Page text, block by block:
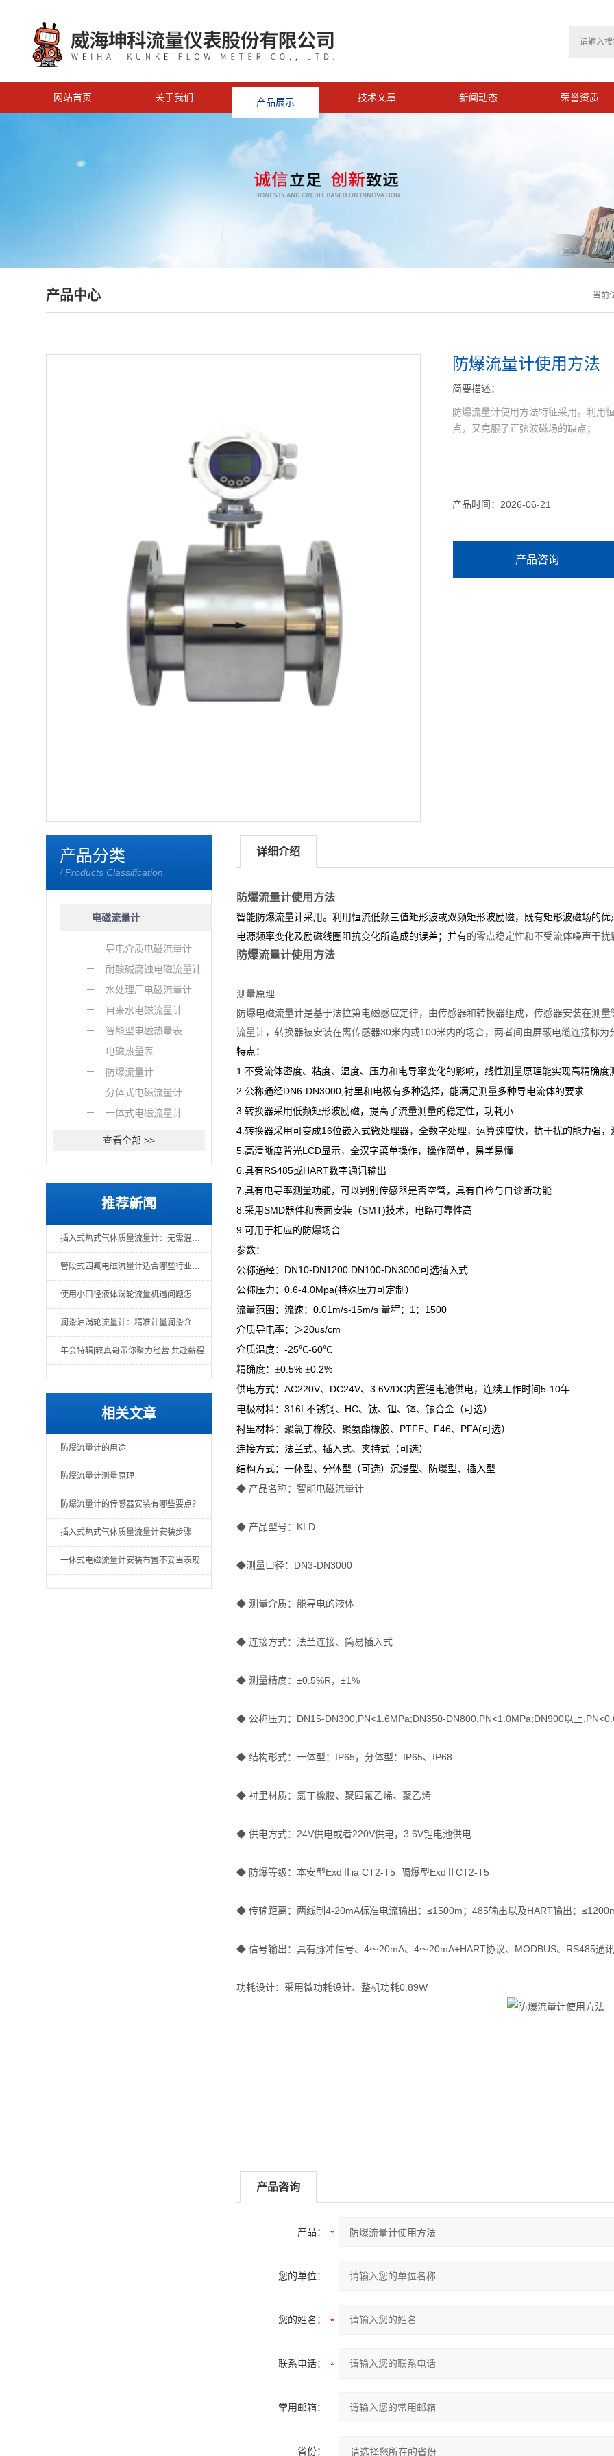
网站首页 关于我们 产品展示 技术文章 新闻动态 荣誉资质
产品中心 当前
防爆流量计使用方法
简要描述：
防爆流量计使用方法特征采用。利用
点，又克服了正弦波磁场的缺点；
产品时间：2026-06-21
产品咨询
产品分类
/ Products Classification
电磁流量计
导电介质电磁流量计
耐酸碱腐蚀电磁流量计
水处理厂电磁流量计
自来水电磁流量计
智能型电磁热量表
电磁热量表
防爆流量计
分体式电磁流量计
一体式电磁流量计
查看全部 >>
推荐新闻
插入式热式气体质量流量计：无需温压补偿的直接质量测量
管段式四氟电磁流量计适合哪些行业场景？
使用小口径液体涡轮流量机遇问题怎么办？一文教你解决
润滑油涡轮流量计：精准计量润滑介质的关键仪表
年会特辑|较真哥带你聚力经营 共赴薪程
相关文章
防爆流量计的用途
防爆流量计测量原理
防爆流量计的传感器安装有哪些要点？
插入式热式气体质量流量计安装步骤
一体式电磁流量计安装布置不妥当表现
详细介绍
防爆流量计使用方法
智能防爆流量计采用。利用恒流低频三值矩形波或双频矩形波励磁，既有矩形波磁场的
电源频率变化及励磁线圈阻抗变化所造成的误差；并有的零点稳定性和不受流体噪声干扰
防爆流量计使用方法
测量原理
防爆电磁流量计是基于法拉第电磁感应定律，由传感器和转换器组成，传感器安装在测
流量计，转换器被安装在离传感器30米内或100米内的场合，两者间由屏蔽电缆连接称为
特点：
1.不受流体密度、粘度、温度、压力和电导率变化的影响，线性测量原理能实现高精确度
2.公称通经DN6-DN3000,衬里和电极有多种选择，能满足测量多种导电流体的要求
3.转换器采用低频矩形波励磁，提高了流量测量的稳定性，功耗小
4.转换器采用可变成16位嵌入式微处理器，全数字处理，运算速度快，抗干扰的能力强，
5.高清晰度背光LCD显示，全汉字菜单操作，操作简单，易学易懂
6.具有RS485或HART数字通讯输出
7.具有电导率测量功能，可以判别传感器是否空管，具有自检与自诊断功能
8.采用SMD器件和表面安装（SMT)技术，电路可靠性高
9.可用于相应的防爆场合
参数：
公称通经： DN10-DN1200 DN100-DN3000可选插入式
公称压力：0.6-4.0Mpa(特殊压力可定制）
流量范围：流速：0.01m/s-15m/s量程： 1： 1500
介质导电率：＞20us/cm
介质温度：-25℃-60℃
精确度：±0.5%±0.2%
供电方式：AC220V、 DC24V、3.6V/DC内置锂电池供电，连续工作时间5-10年
电极材料：316L不锈钢、 HC、钛、钽、钵、铱合金（可选）
衬里材料：聚氯丁橡胶、聚氨酯橡胶、 PTFE、 F46、 PFA(可选）
连接方式：法兰式、插入式、夹持式（可选）
结构方式：一体型、分体型（可选）沉浸型、防爆型、插入型
◆ 产品名称：智能电磁流量计
◆ 产品型号：KLD
◆测量口径：DN3-DN3000
◆ 测量介质：能导电的液体
◆ 连接方式：法兰连接、简易插入式
◆ 测量精度：±0.5%R，±1%
◆ 公称压力：DN15-DN300,PN<1.6MPa;DN350-DN800,PN<1.0MPa;DN900以上
◆ 结构形式：一体型：IP65，分体型：IP65、IP68
◆ 衬里材质：氯丁橡胶、聚四氟乙烯、聚乙烯
◆ 供电方式：24V供电或者220V供电，3.6V锂电池供电
◆ 防爆等级：本安型ExdⅡia CT2-T5 隔爆型ExdⅡCT2-T5
◆ 传输距离：两线制4-20mA标准电流输出：≤1500m；485输出以及HART输出：
◆ 信号输出：具有脉冲信号、4～20mA、4～20mA+HART协议、MODBUS、RS485通讯
功耗设计：采用微功耗设计、整机功耗0.89W
产品咨询
产品：
您的单位：
您的姓名：
联系电话：
常用邮箱：
省份：